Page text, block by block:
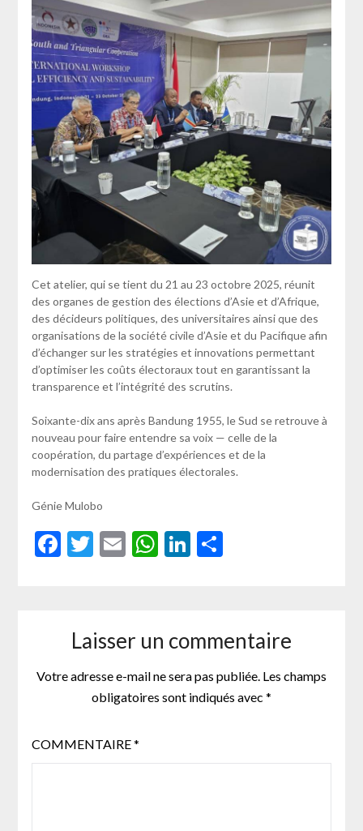
Cet atelier, qui se tient du 21 au 23 octobre 2025, réunit
des organes de gestion des élections d’Asie et d’Afrique,
des décideurs politiques, des universitaires ainsi que des
organisations de la société civile d’Asie et du Pacifique afin
d’échanger sur les stratégies et innovations permettant
d’optimiser les coûts électoraux tout en garantissant la
transparence et l’intégrité des scrutins.
Soixante-dix ans après Bandung 1955, le Sud se retrouve à
nouveau pour faire entendre sa voix — celle de la
coopération, du partage d’expériences et de la
modernisation des pratiques électorales.
Génie Mulobo
Facebook
Twitter
EmailWhatsApp
LinkedIn
Partager
Laisser un commentaire
Votre adresse e-mail ne sera pas publiée. Les champs
obligatoires sont indiqués avec *
COMMENTAIRE*